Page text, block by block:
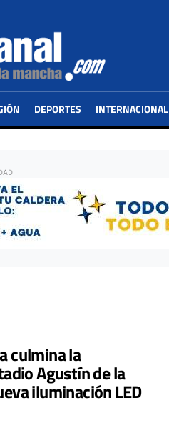
DEPORTES INTERNACIONAL
culmina la
Agustín de la
iluminación LED